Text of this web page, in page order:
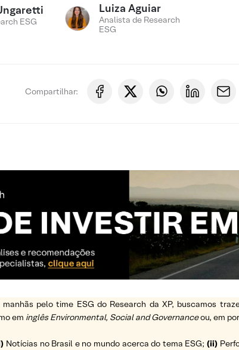
ESG
Luiza Aguiar
Analista de Research
ESG
Compartilhar:
pelo time ESG do Research da XP, buscamos
em inglês Environmental, Social and Governanceou, em
Notícias no Brasil e no mundo acerca do tema ESG;(ii)